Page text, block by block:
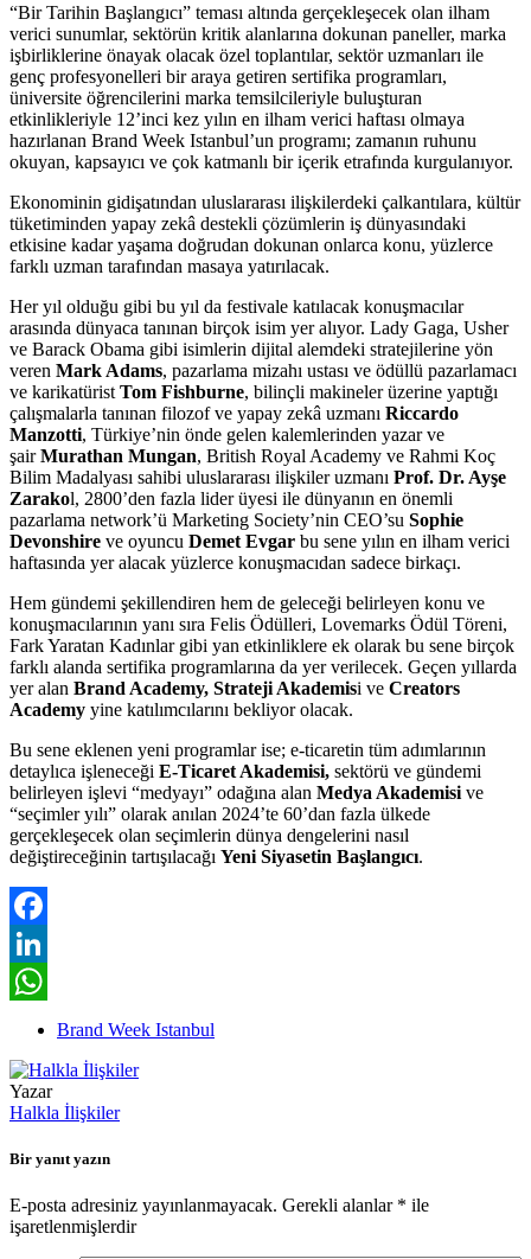
“Bir Tarihin Başlangıcı” teması altında gerçekleşecek olan ilham
verici sunumlar, sektörün kritik alanlarına dokunan paneller, marka
işbirliklerine önayak olacak özel toplantılar, sektör uzmanları ile
genç profesyonelleri bir araya getiren sertifika programları,
üniversite öğrencilerini marka temsilcileriyle buluşturan
etkinlikleriyle 12’inci kez yılın en ilham verici haftası olmaya
hazırlanan Brand Week Istanbul’un programı; zamanın ruhunu
okuyan, kapsayıcı ve çok katmanlı bir içerik etrafında kurgulanıyor.
Ekonominin gidişatından uluslararası ilişkilerdeki çalkantılara, kültür
tüketiminden yapay zekâ destekli çözümlerin iş dünyasındaki
etkisine kadar yaşama doğrudan dokunan onlarca konu, yüzlerce
farklı uzman tarafından masaya yatırılacak.
Her yıl olduğu gibi bu yıl da festivale katılacak konuşmacılar
arasında dünyaca tanınan birçok isim yer alıyor. Lady Gaga, Usher
ve Barack Obama gibi isimlerin dijital alemdeki stratejilerine yön
veren Mark Adams, pazarlama mizahı ustası ve ödüllü pazarlamacı
ve karikatürist Tom Fishburne, bilinçli makineler üzerine yaptığı
çalışmalarla tanınan filozof ve yapay zekâ uzmanı Riccardo
Manzotti, Türkiye’nin önde gelen kalemlerinden yazar ve
şairMurathan Mungan, British Royal Academy ve Rahmi Koç
Bilim Madalyası sahibi uluslararası ilişkiler uzmanı Prof. Dr. Ayşe
Zarakol, 2800’den fazla lider üyesi ile dünyanın en önemli
pazarlama network’ü Marketing Society’nin CEO’su Sophie
Devonshire ve oyuncu Demet Evgar bu sene yılın en ilham verici
haftasında yer alacak yüzlerce konuşmacıdan sadece birkaçı.
Hem gündemi şekillendiren hem de geleceği belirleyen konu ve
konuşmacılarının yanı sıra Felis Ödülleri, Lovemarks Ödül Töreni,
Fark Yaratan Kadınlar gibi yan etkinliklere ek olarak bu sene birçok
farklı alanda sertifika programlarına da yer verilecek. Geçen yıllarda
yer alan Brand Academy, Strateji Akademisi ve Creators
Academy yine katılımcılarını bekliyor olacak.
Bu sene eklenen yeni programlar ise; e-ticaretin tüm adımlarının
detaylıca işleneceği E-Ticaret Akademisi, sektörü ve gündemi
belirleyen işlevi “medyayı” odağına alan Medya Akademisi ve
“seçimler yılı” olarak anılan 2024’te 60’dan fazla ülkede
gerçekleşecek olan seçimlerin dünya dengelerini nasıl
değiştireceğinin tartışılacağı Yeni Siyasetin Başlangıcı.
Facebook
LinkedIn
WhatsApp
Brand Week Istanbul
Yazar
Halkla İlişkiler
Bir yanıt yazın
E-posta adresiniz yayınlanmayacak. Gerekli alanlar * ile
işaretlenmişlerdir